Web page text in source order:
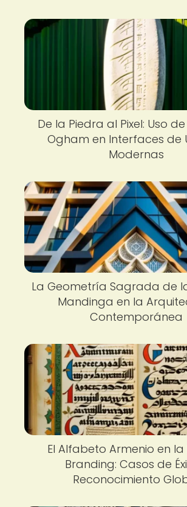
De la Piedra al Pixel: Uso
Ogham en Interfaces de
Modernas
La Geometría Sagrada de
Mandinga en la
Contemporánea
El Alfabeto Armenio en la
Branding: Casos de
Reconocimiento